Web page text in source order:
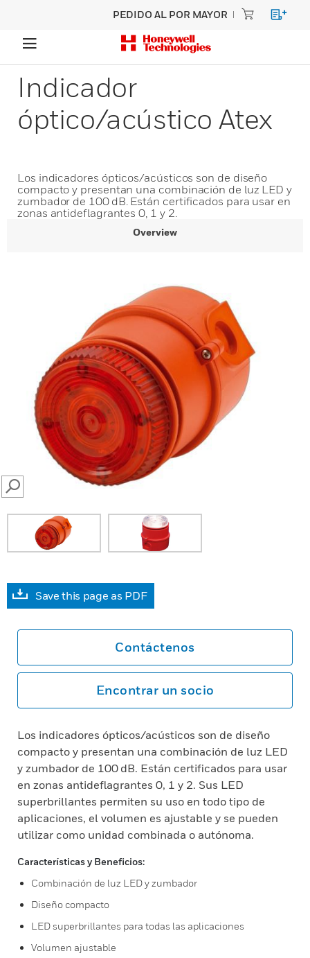
PEDIDO AL POR MAYOR
Indicador
óptico/acústico Atex
Los indicadores ópticos/acústicos son de diseño
compacto y presentan una combinación de luz LED y
zumbador de 100 dB. Están certificados para usar en
zonas antideflagrantes 0, 1 y 2.
Overview
SEARCH
Save this page as PDF
Contáctenos
Encontrar un socio
Los indicadores ópticos/acústicos son de diseño
compacto y presentan una combinación de luz LED
y zumbador de 100 dB. Están certificados para usar
en zonas antideflagrantes 0, 1 y 2. Sus LED
superbrillantes permiten su uso en todo tipo de
aplicaciones, el volumen es ajustable y se pueden
utilizar como unidad combinada o autónoma.
Características y Beneficios:
Combinación de luz LED y zumbador
Diseño compacto
LED superbrillantes para todas las aplicaciones
Volumen ajustable